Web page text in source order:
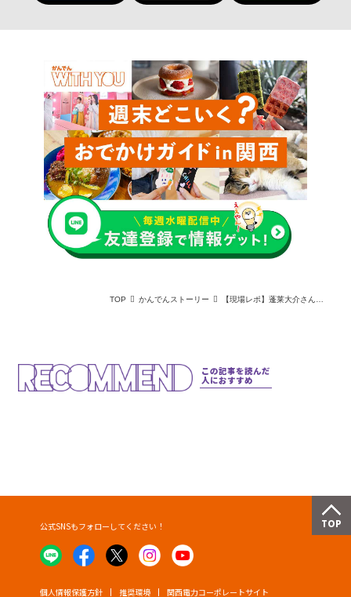
TOP かんでんストーリー 【現場レポ】蓬莱大介さんと学ぶ「紀の川蓄電所」蓄電所が描く未来とは
この記事を読んだ
人におすすめ
個人情報保護方針 推奨環境 関西電力コーポレートサイト
公式SNSもフォローしてください！